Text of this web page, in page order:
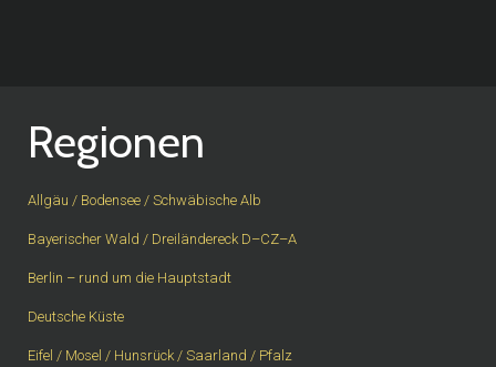
Regionen
Allgäu / Bodensee / Schwäbische Alb
Bayerischer Wald / Dreiländereck D–CZ–A
Berlin – rund um die Hauptstadt
Deutsche Küste
Eifel / Mosel / Hunsrück / Saarland / Pfalz